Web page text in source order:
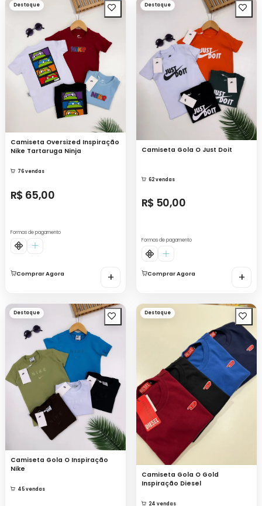
Destaque
Camiseta Oversized Inspiração
Nike Tartaruga Ninja
76 vendas
R$ 65,00
Formas de pagamento
Comprar Agora +
Destaque
Camiseta Gola O Just Doit
62 vendas
R$ 50,00
Formas de pagamento
Comprar Agora +
Destaque
Camiseta Gola O Inspiração
Nike
45 vendas
Destaque
Camiseta Gola O Gold
Inspiração Diesel
24 vendas